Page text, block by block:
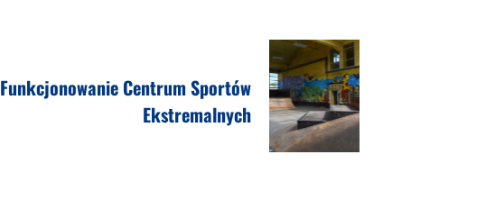
Funkcjonowanie Centrum Sportów
Ekstremalnych